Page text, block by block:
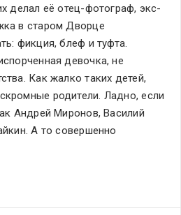
делал её отец-фотограф, экс-
в старом Дворце
фикция, блеф и туфта.
девочка, не
Как жалко таких детей,
родители. Ладно, если
Андрей Миронов, Василий
А то совершенно